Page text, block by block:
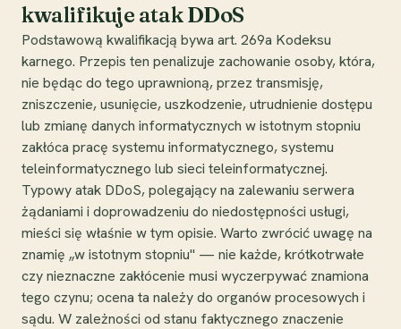
kwalifikuje atak DDoS
Podstawową kwalifikacją bywa art. 269a Kodeksu
karnego. Przepis ten penalizuje zachowanie osoby, która,
nie będąc do tego uprawnioną, przez transmisję,
zniszczenie, usunięcie, uszkodzenie, utrudnienie dostępu
lub zmianę danych informatycznych w istotnym stopniu
zakłóca pracę systemu informatycznego, systemu
teleinformatycznego lub sieci teleinformatycznej.
Typowy atak DDoS, polegający na zalewaniu serwera
żądaniami i doprowadzeniu do niedostępności usługi,
mieści się właśnie w tym opisie. Warto zwrócić uwagę na
znamię „w istotnym stopniu" — nie każde, krótkotrwałe
czy nieznaczne zakłócenie musi wyczerpywać znamiona
tego czynu; ocena ta należy do organów procesowych i
sądu. W zależności od stanu faktycznego znaczenie